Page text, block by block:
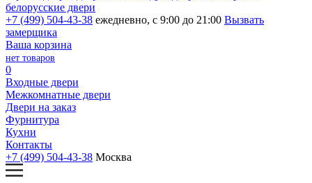
белорусские двери
+7 (499) 504-43-38 ежедневно, с 9:00 до 21:00 Вызвать
замерщика
Ваша корзина
нет товаров
0
Входные двери
Межкомнатные двери
Двери на заказ
Фурнитура
Кухни
Контакты
+7 (499) 504-43-38 Москва